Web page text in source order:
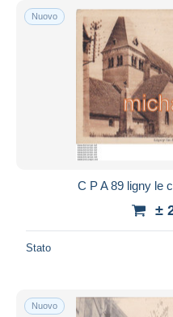
Nuovo
C P A 89 ligny le
±
Stato
Nuovo